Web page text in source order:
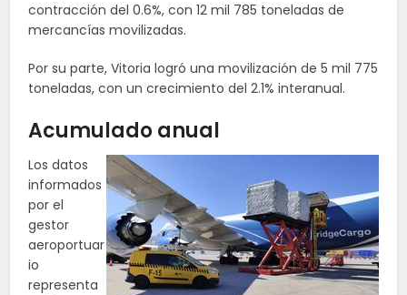
contracción del 0.6%, con 12 mil 785 toneladas de
mercancías movilizadas.
Por su parte, Vitoria logró una movilización de 5 mil 775
toneladas, con un crecimiento del 2.1% interanual.
Acumulado anual
Los datos
informados
por el
gestor
aeroportuar
io
representa